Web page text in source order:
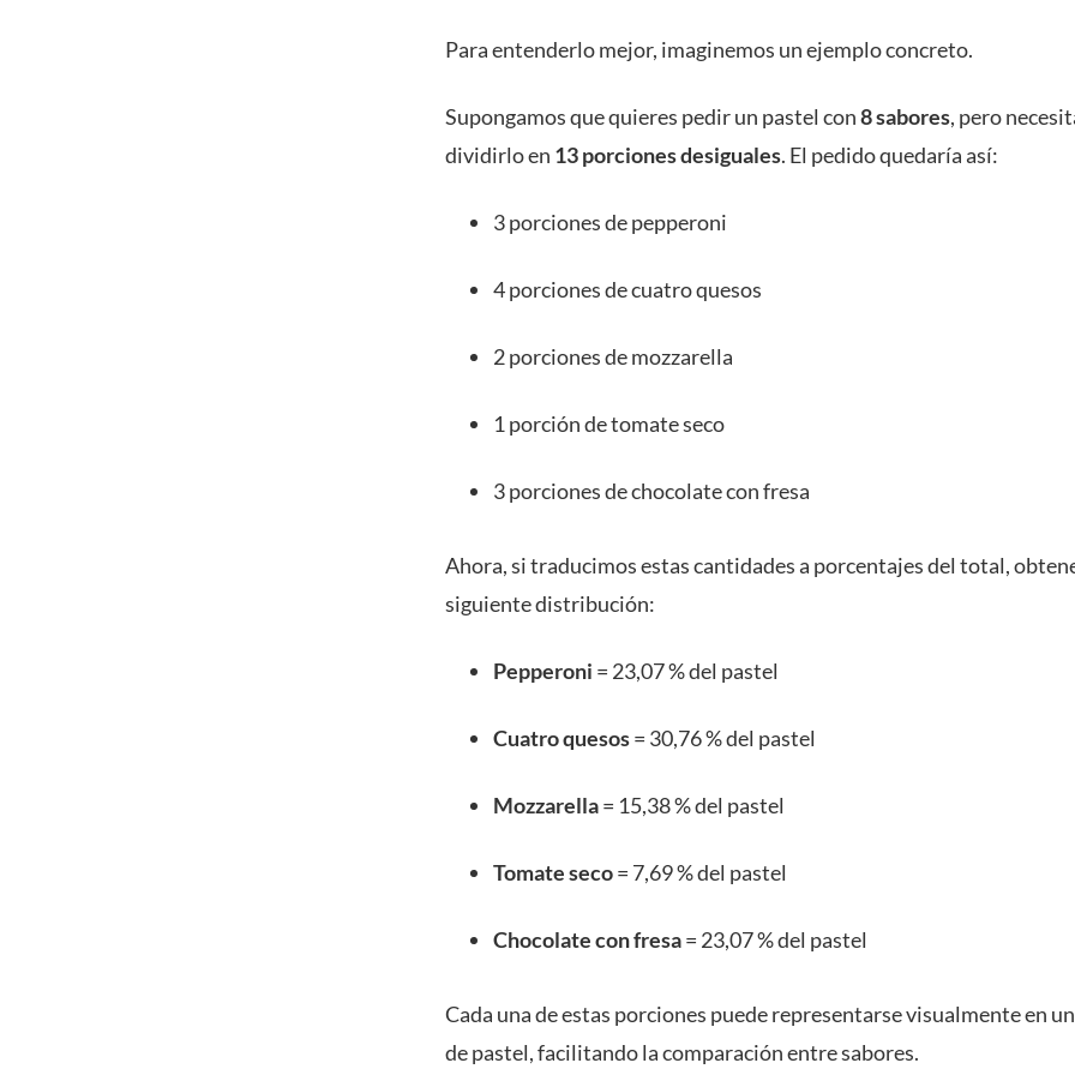
Para entenderlo mejor, imaginemos un ejemplo concreto.
Supongamos que quieres pedir un pastel con8 sabores, pero
dividirlo en 13 porciones desiguales. El pedido quedaría así:
3 porciones de pepperoni
4 porciones de cuatro quesos
2 porciones de mozzarella
1 porción de tomate seco
3 porciones de chocolate con fresa
Ahora, si traducimos estas cantidades a porcentajes del total,
siguiente distribución:
Pepperoni = 23,07 % del pastel
Cuatro quesos= 30,76 % del pastel
Mozzarella= 15,38 % del pastel
Tomate seco= 7,69 % del pastel
Chocolate con fresa= 23,07 % del pastel
Cada una de estas porciones puede representarse visualmente en
de pastel, facilitando la comparación entre sabores.